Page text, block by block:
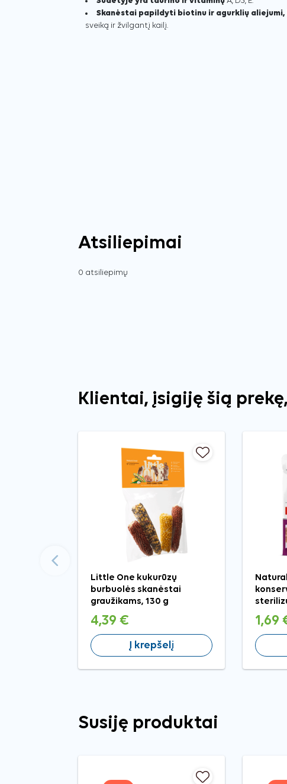
Skanėstai papildyti biotinu ir agurklių aliejumi,
sveiką ir žvilgantį kailį.
Atsiliepimai
0 atsiliepimų
Klientai, įsigiję šią
Little One kukurūzų
burbuolės skanėstai
graužikams, 130 g
4,39 €
Į krepšelį
g
1,69
Ankstesnis
Susiję produktai